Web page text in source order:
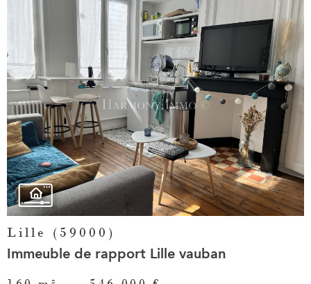
Voir le
bien
Lille (59000)
Immeuble de rapport Lille vauban